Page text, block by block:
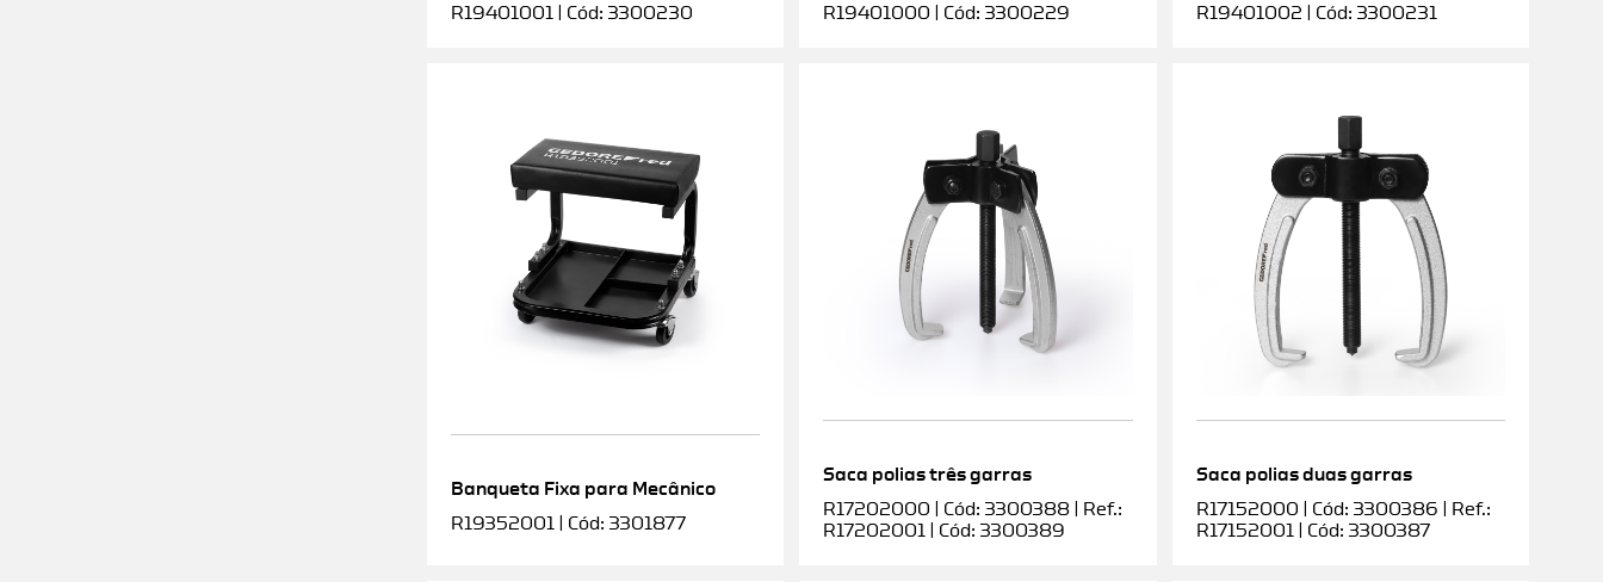
R19401001 | Cód: 3300230
R19401000 | Cód: 3300229
R19401002 | Cód: 3300231
Banqueta Fixa para Mecânico
R19352001 | Cód: 3301877
Saca polias três garras
R17202000 | Cód: 3300388 | Ref.:
R17202001 | Cód: 3300389
Saca polias duas garras
R17152000 | Cód: 3300386 | Ref.:
R17152001 | Cód: 3300387